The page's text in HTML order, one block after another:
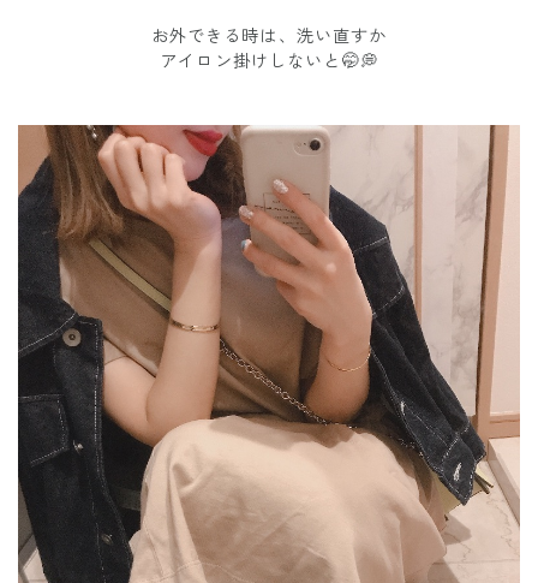
お外できる時は、洗い直すか
アイロン掛けしないと🤭💭